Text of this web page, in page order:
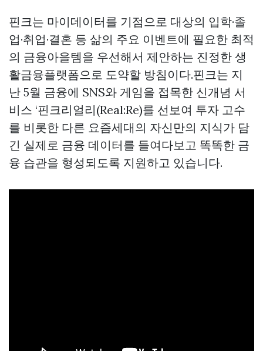
핀크는 마이데이터를 기점으로 대상의 입학·졸
업·취업·결혼 등 삶의 주요 이벤트에 필요한 최적
의 금융아을템을 우선해서 제안하는 진정한 생
활금융플랫폼으로 도약할 방침이다.핀크는 지
난 5월 금융에 SNS와 게임을 접목한 신개념 서
비스 ‘핀크리얼리(Real:Re)를 선보여 투자 고수
를 비롯한 다른 요즘세대의 자신만의 지식가 담
긴 실제로 금융 데이터를 들여다보고 똑똑한 금
융 습관을 형성되도록 지원하고 있습니다.